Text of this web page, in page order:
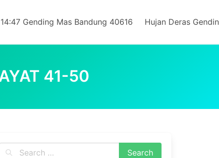
Gending Mas Bandung 40616 Hujan Deras
41-50